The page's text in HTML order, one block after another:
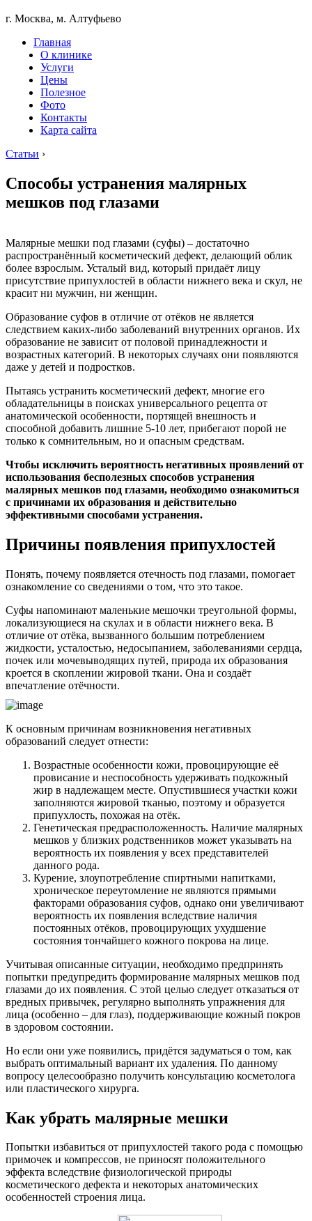
г. Москва, м. Алтуфьево
Главная
О клинике
Услуги
Цены
Полезное
Фото
Контакты
Карта сайта
Статьи ›
Способы устранения малярных
мешков под глазами
Малярные мешки под глазами (суфы) – достаточно
распространённый косметический дефект, делающий облик
более взрослым. Усталый вид, который придаёт лицу
присутствие припухлостей в области нижнего века и скул, не
красит ни мужчин, ни женщин.
Образование суфов в отличие от отёков не является
следствием каких-либо заболеваний внутренних органов. Их
образование не зависит от половой принадлежности и
возрастных категорий. В некоторых случаях они появляются
даже у детей и подростков.
Пытаясь устранить косметический дефект, многие его
обладательницы в поисках универсального рецепта от
анатомической особенности, портящей внешность и
способной добавить лишние 5-10 лет, прибегают порой не
только к сомнительным, но и опасным средствам.
Чтобы исключить вероятность негативных проявлений от
использования бесполезных способов устранения
малярных мешков под глазами, необходимо ознакомиться
с причинами их образования и действительно
эффективными способами устранения.
Причины появления припухлостей
Понять, почему появляется отечность под глазами, помогает
ознакомление со сведениями о том, что это такое.
Суфы напоминают маленькие мешочки треугольной формы,
локализующиеся на скулах и в области нижнего века. В
отличие от отёка, вызванного большим потреблением
жидкости, усталостью, недосыпанием, заболеваниями сердца,
почек или мочевыводящих путей, природа их образования
кроется в скоплении жировой ткани. Она и создаёт
впечатление отёчности.
К основным причинам возникновения негативных
образований следует отнести:
Возрастные особенности кожи, провоцирующие её
провисание и неспособность удерживать подкожный
жир в надлежащем месте. Опустившиеся участки кожи
заполняются жировой тканью, поэтому и образуется
припухлость, похожая на отёк.
Генетическая предрасположенность. Наличие малярных
мешков у близких родственников может указывать на
вероятность их появления у всех представителей
данного рода.
Курение, злоупотребление спиртными напитками,
хроническое переутомление не являются прямыми
факторами образования суфов, однако они увеличивают
вероятность их появления вследствие наличия
постоянных отёков, провоцирующих ухудшение
состояния тончайшего кожного покрова на лице.
Учитывая описанные ситуации, необходимо предпринять
попытки предупредить формирование малярных мешков под
глазами до их появления. С этой целью следует отказаться от
вредных привычек, регулярно выполнять упражнения для
лица (особенно – для глаз), поддерживающие кожный покров
в здоровом состоянии.
Но если они уже появились, придётся задуматься о том, как
выбрать оптимальный вариант их удаления. По данному
вопросу целесообразно получить консультацию косметолога
или пластического хирурга.
Как убрать малярные мешки
Попытки избавиться от припухлостей такого рода с помощью
примочек и компрессов, не приносят положительного
эффекта вследствие физиологической природы
косметического дефекта и некоторых анатомических
особенностей строения лица.